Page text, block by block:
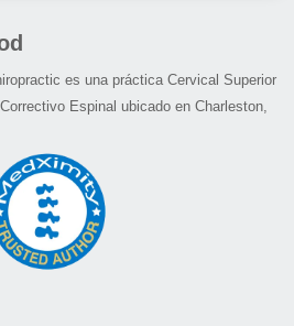
es una práctica Cervical Superior
Espinal ubicado en Charleston,